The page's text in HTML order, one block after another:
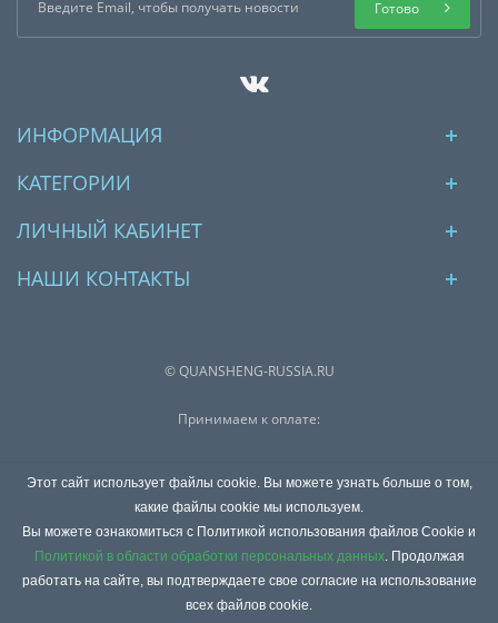
Готово
ИНФОРМАЦИЯ
КАТЕГОРИИ
ЛИЧНЫЙ КАБИНЕТ
НАШИ КОНТАКТЫ
© QUANSHENG-RUSSIA.RU
Принимаем к оплате:
Интернет магазин для целей выполнения заказов обрабатывает
персональные данные, информация об обработке персональных
данных и сведения о реализуемых требованиях к защите
персональных данных отражены в
Политике в отношении обработки
Этот сайт использует файлы cookie. Вы можете узнать больше о том,
какие файлы cookie мы используем.
Вы можете ознакомиться с Политикой использования файлов Cookie и
Политикой в области обработки персональных данных. Продолжая
работать на сайте, вы подтверждаете свое согласие на использование
всех файлов cookie.